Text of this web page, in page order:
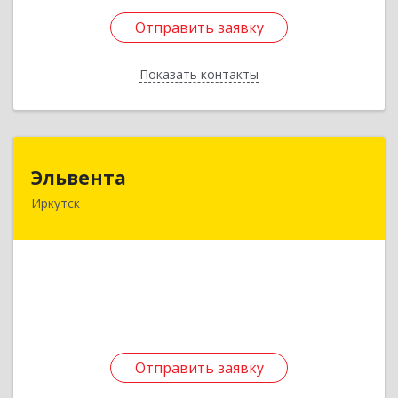
Отправить заявку
Показать контакты
Отправить заявку
Назад
Эльвента
Иркутск
Отправить заявку
664007, Иркутская обл, Иркутск г, Франк-
Отправить заявку